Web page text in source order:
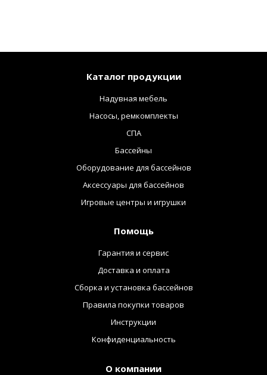
Каталог продукции
Надувная мебель
Насосы, ремкомплекты
СПА
Бассейны
Оборудование для бассейнов
Аксессуары для бассейнов
Игровые центры и игрушки
Помощь
Гарантия и сервис
Доставка и оплата
Сборка и установка бассейнов
Правила покупки товаров
Инструкции
Конфиденциальность
О компании